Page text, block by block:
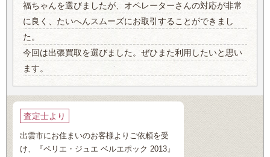
福ちゃんを選びましたが、オペレーターさんの対応が非常
に良く、たいへんスムーズにお取引することができまし
た。
今回は出張買取を選びました。ぜひまた利用したいと思い
ます。
査定士より
出雲市にお住まいのお客様よりご依頼を受
け、『ペリエ・ジュエ ベルエポック 2013』